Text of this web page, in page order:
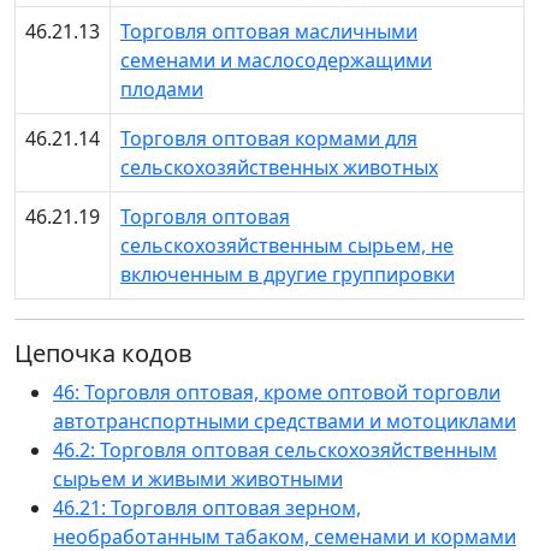
46.21.13
Торговля оптовая масличными
семенами и маслосодержащими
плодами
46.21.14
Торговля оптовая кормами для
сельскохозяйственных животных
46.21.19
Торговля оптовая
сельскохозяйственным сырьем, не
включенным в другие группировки
Цепочка кодов
46: Торговля оптовая, кроме оптовой торговли
автотранспортными средствами и мотоциклами
46.2: Торговля оптовая сельскохозяйственным
сырьем и живыми животными
46.21: Торговля оптовая зерном,
необработанным табаком, семенами и кормами